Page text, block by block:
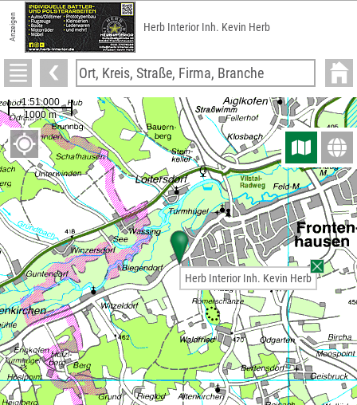
Anzeigen Herb Interior Inh. Kevin Herb
Herb Interior Inh. Kevin Herb